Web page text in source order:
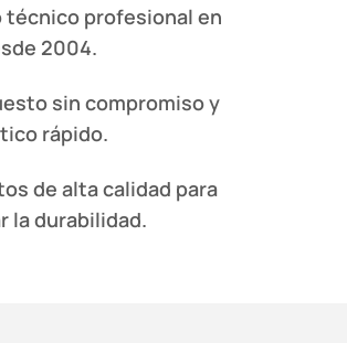
técnico profesional en
2004.
sin compromiso y
rápido.
de alta calidad para
la durabilidad.